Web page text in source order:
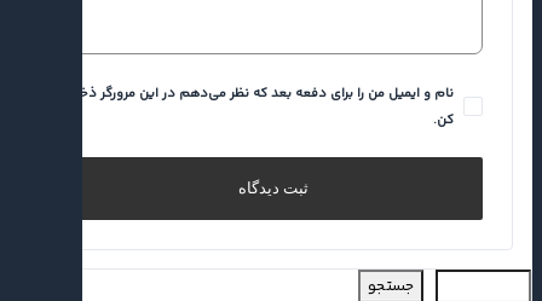
نام و ایمیل من را برای دفعه بعد که نظر می‌دهم در این مرورگر ذخیره
کن.
جستجو